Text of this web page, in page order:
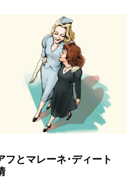
フとマレーネ･ディート